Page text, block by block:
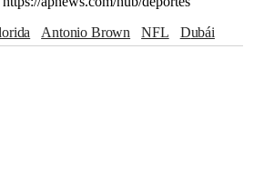
Antonio Brown NFL
Dubái